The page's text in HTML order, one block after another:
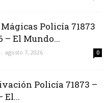
Policía 71873
– El Mundo...
- agosto 7, 2026 0
Policía 71873 –
El...